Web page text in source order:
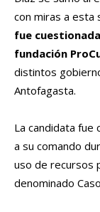
con miras a esta
fue
fundación
distintos
Antofagasta.
La candidata
a su comando
uso de recursos
denominado